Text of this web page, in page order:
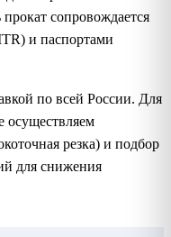
прокат сопровождается
и паспортами
по всей России. Для
осуществляем
резка) и подбор
для снижения